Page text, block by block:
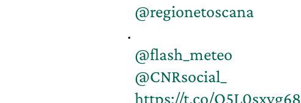
@regionetoscana
.
@flash_meteo
@CNRsocial_
https://t.co/Q5L0sxvg68